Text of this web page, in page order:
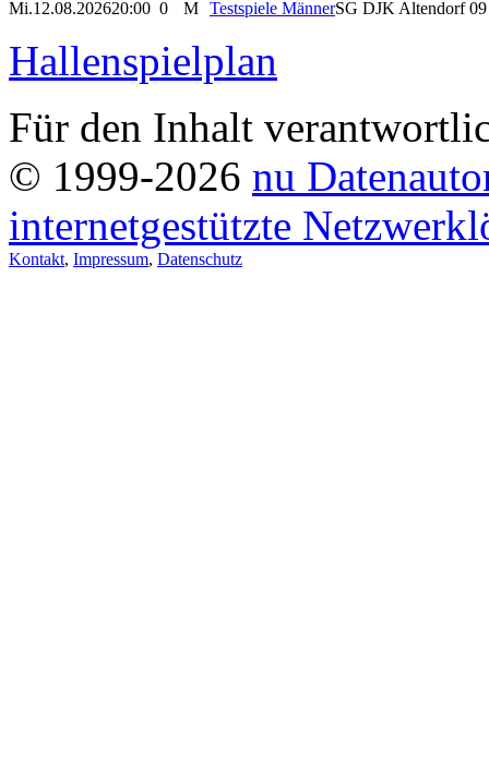
Mi.12.08.202620:00 0 M Testspiele MännerSG DJK Altendorf 09
Hallenspielplan
Für den Inhalt
© 1999-2026 nu
internetgestützte
Kontakt, Impressum, Datenschutz